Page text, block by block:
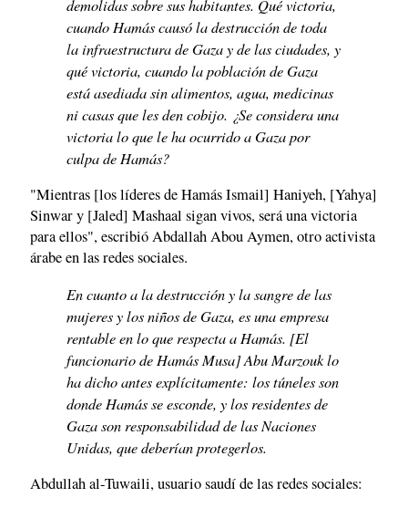
demolidas sobre sus habitantes. Qué victoria,
cuando Hamás causó la destrucción de toda
la infraestructura de Gaza y de las ciudades, y
qué victoria, cuando la población de Gaza
está asediada sin alimentos, agua, medicinas
ni casas que les den cobijo. ¿Se considera una
victoria lo que le ha ocurrido a Gaza por
culpa de Hamás?
"Mientras [los líderes de Hamás Ismail] Haniyeh, [Yahya]
Sinwar y [Jaled] Mashaal sigan vivos, será una victoria
para ellos", escribió Abdallah Abou Aymen, otro activista
árabe en las redes sociales.
En cuanto a la destrucción y la sangre de las
mujeres y los niños de Gaza, es una empresa
rentable en lo que respecta a Hamás. [El
funcionario de Hamás Musa] Abu Marzouk lo
ha dicho antes explícitamente: los túneles son
donde Hamás se esconde, y los residentes de
Gaza son responsabilidad de las Naciones
Unidas, que deberían protegerlos.
Abdullah al-Tuwaili, usuario saudí de las redes sociales: